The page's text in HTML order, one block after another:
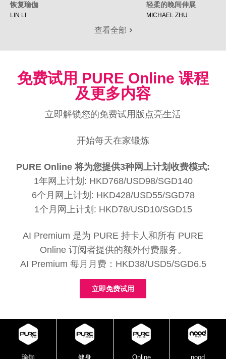
恢复瑜伽
LIN LI
轻柔的晚间伸展
MICHAEL ZHU
查看全部
免费试用 PURE Online 课程
及更多内容
立即解锁您的免费试用版点亮生活
开始每天在家锻炼
PURE Online 将为您提供3种网上计划收费模式:
1年网上计划: HKD768/USD98/SGD140
6个月网上计划: HKD428/USD55/SGD78
1个月网上计划: HKD78/USD10/SGD15
AI Premium 是为 PURE 持卡人和所有 PURE
Online 订阅者提供的额外付费服务。
AI Premium 每月月费：HKD38/USD5/SGD6.5
立即免费试用
瑜伽 健身 Online nood